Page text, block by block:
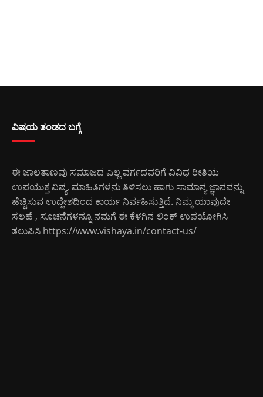
ವಿಷಯ ತಂಡದ ಬಗ್ಗೆ
ಈ ಜಾಲತಾಣವು ಸಮಾಜದ ಎಲ್ಲ ವರ್ಗದವರಿಗೆ ವಿವಿಧ ರೀತಿಯ
ಉಪಯುಕ್ತ ವಿಷ್ಯ, ಮಾಹಿತಿಗಳನು ತಿಳಿಸಲು ಹಾಗು ಸಾಮಾನ್ಯ ಜ್ಞಾನವನ್ನು
ಹೆಚ್ಚಿಸುವ ಉದ್ದೇಶದಿಂದ ಕಾರ್ಯ ನಿರ್ವಹಿಸುತ್ತಿದೆ. ನಿಮ್ಮ ಯಾವುದೇ
ಸಲಹೆ , ಸೂಚನೆಗಳನ್ನೂ ನಮಗೆ ಈ ಕೆಳಗಿನ ಲಿಂಕ್ ಉಪಯೋಗಿಸಿ
ತಲುಪಿಸಿ https://www.vishaya.in/contact-us/